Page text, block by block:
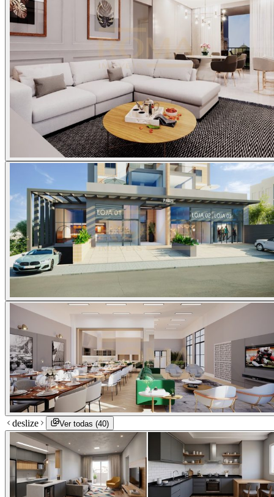
deslize Ver todas (40)